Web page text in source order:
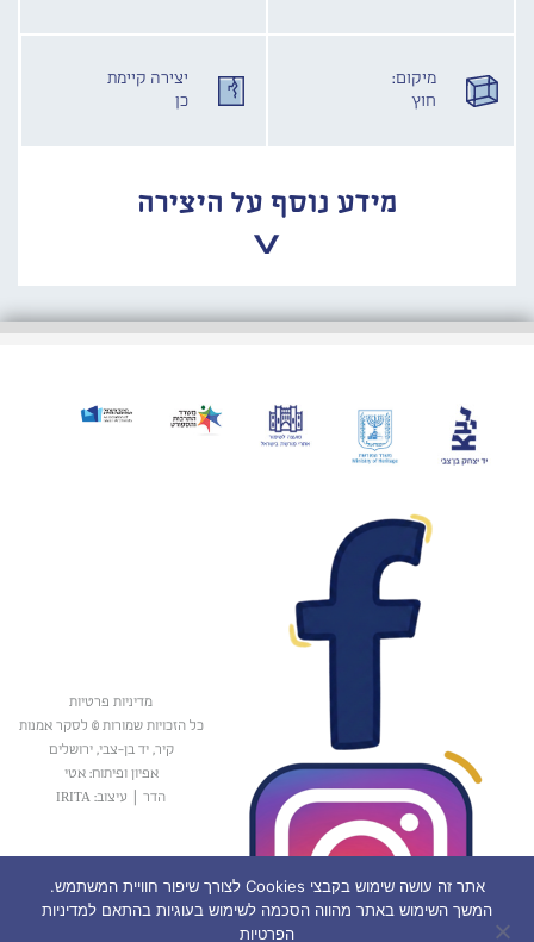
מיקום:
חוץ
יצירה קיימת
כן
מידע נוסף על היצירה
מדיניות פרטיות
כל הזכויות שמורות © לסקר אמנות
קיר, יד בן-צבי, ירושלים
אפיון ופיתוח: אטי
הדר
עיצוב: IRITA
אתר זה עושה שימוש בקבצי Cookies לצורך שיפור חוויית המשתמש.
המשך השימוש באתר מהווה הסכמה לשימוש בעוגיות בהתאם למדיניות
הפרטיות